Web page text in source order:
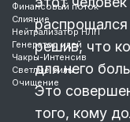
решив, что
для него
Это
того, кому
Финансовый поток
Слияние
Нейтрализатор НЛП
Генератор идей
Чакры-Интенсив
Светлые силы
Очищение